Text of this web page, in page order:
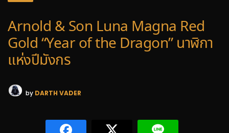
Arnold & Son Luna Magna Red
Gold “Year of the Dragon” นาฬิกา
แห่งปีมังกร
by DARTH VADER